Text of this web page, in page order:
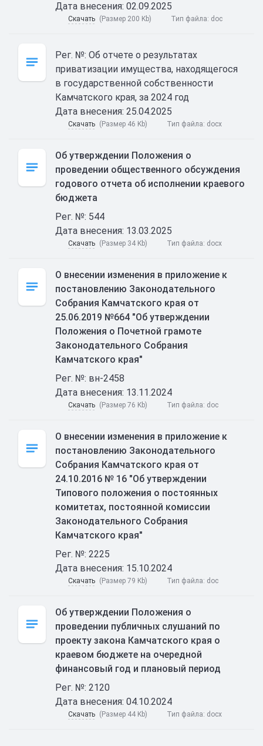
Дата внесения: 02.09.2025
Скачать (Размер 200 Kb) Тип файла: doc
Рег. №: Об отчете о результатах
приватизации имущества, находящегося
в государственной собственности
Камчатского края, за 2024 год
Дата внесения: 25.04.2025
Скачать (Размер 46 Kb) Тип файла: docx
Об утверждении Положения о
проведении общественного обсуждения
годового отчета об исполнении краевого
бюджета
Рег. №: 544
Дата внесения: 13.03.2025
Скачать (Размер 34 Kb) Тип файла: docx
О внесении изменения в приложение к
постановлению Законодательного
Собрания Камчатского края от
25.06.2019 №664 "Об утверждении
Положения о Почетной грамоте
Законодательного Собрания
Камчатского края"
Рег. №: вн-2458
Дата внесения: 13.11.2024
Скачать (Размер 76 Kb) Тип файла: doc
О внесении изменения в приложение к
постановлению Законодательного
Собрания Камчатского края от
24.10.2016 № 16 "Об утверждении
Типового положения о постоянных
комитетах, постоянной комиссии
Законодательного Собрания
Камчатского края"
Рег. №: 2225
Дата внесения: 15.10.2024
Скачать (Размер 79 Kb) Тип файла: doc
Об утверждении Положения о
проведении публичных слушаний по
проекту закона Камчатского края о
краевом бюджете на очередной
финансовый год и плановый период
Рег. №: 2120
Дата внесения: 04.10.2024
Скачать (Размер 44 Kb) Тип файла: docx